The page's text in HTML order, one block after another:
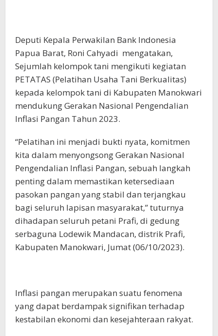
Deputi Kepala Perwakilan Bank Indonesia
Papua Barat, Roni Cahyadi mengatakan,
Sejumlah kelompok tani mengikuti kegiatan
PETATAS (Pelatihan Usaha Tani Berkualitas)
kepada kelompok tani di Kabupaten Manokwari
mendukung Gerakan Nasional Pengendalian
Inflasi Pangan Tahun 2023.
“Pelatihan ini menjadi bukti nyata, komitmen
kita dalam menyongsong Gerakan Nasional
Pengendalian Inflasi Pangan, sebuah langkah
penting dalam memastikan ketersediaan
pasokan pangan yang stabil dan terjangkau
bagi seluruh lapisan masyarakat,” tuturnya
dihadapan seluruh petani Prafi, di gedung
serbaguna Lodewik Mandacan, distrik Prafi,
Kabupaten Manokwari, Jumat (06/10/2023).
Inflasi pangan merupakan suatu fenomena
yang dapat berdampak signifikan terhadap
kestabilan ekonomi dan kesejahteraan rakyat.